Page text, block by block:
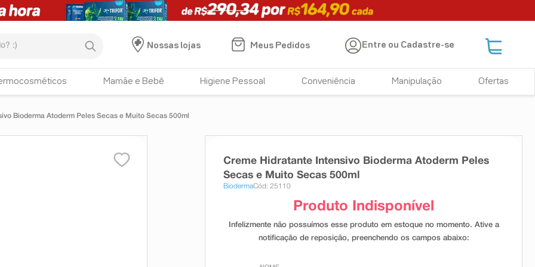
Nossas lojas
Meus Pedidos Entre ou Cadastre-se
Mamãe e Bebê Higiene Pessoal Conveniência Manipulação Ofertas
Bioderma Atoderm Peles Secas e Muito Secas 500ml
Creme Hidratante Intensivo Bioderma Atoderm Peles
Secas e Muito Secas 500ml
BiodermaCód: 25110